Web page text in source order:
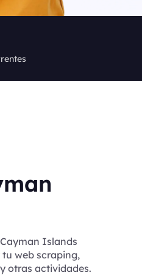
Islands
web scraping,
otras actividades.